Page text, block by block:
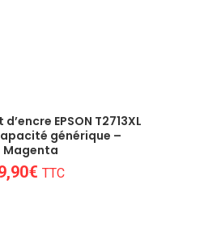
EPSON T2713XL
générique –
Magenta
€ TTC